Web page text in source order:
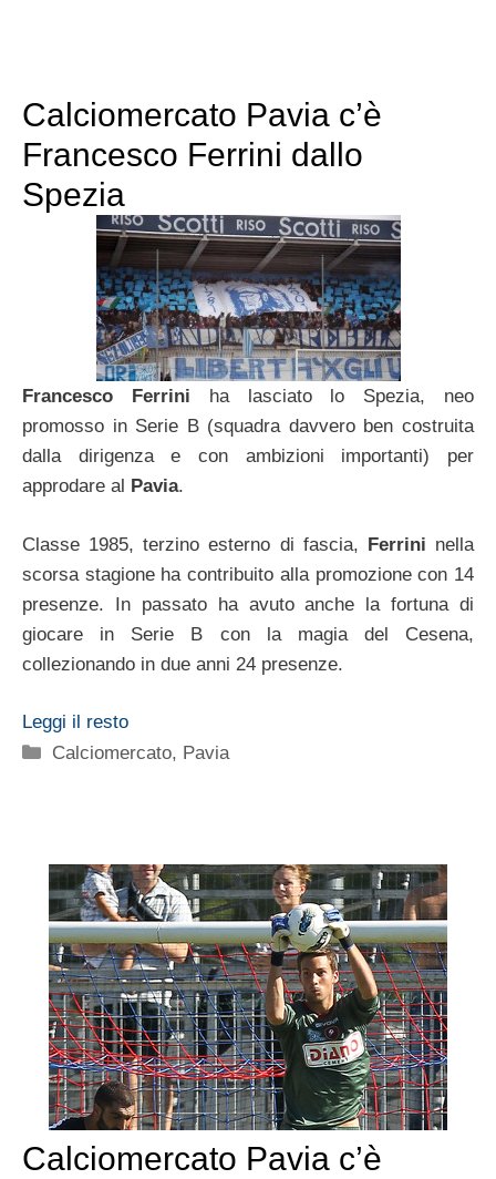
Calciomercato Pavia c’è
Francesco Ferrini dallo
Spezia
Francesco Ferrini ha lasciato lo Spezia, neo
promosso in Serie B (squadra davvero ben costruita
dalla dirigenza e con ambizioni importanti) per
approdare al Pavia.
Classe 1985, terzino esterno di fascia, Ferrini nella
scorsa stagione ha contribuito alla promozione con 14
presenze. In passato ha avuto anche la fortuna di
giocare in Serie B con la magia del Cesena,
collezionando in due anni 24 presenze.
Leggi il resto
Categorie
Calciomercato, Pavia
Calciomercato Pavia c’è